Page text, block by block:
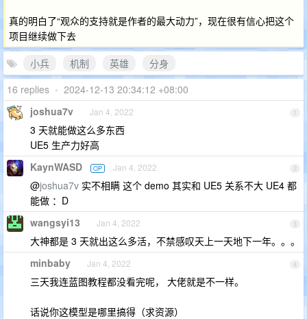
真的明白了“观众的支持就是作者的最大动力”，现在很有信心把这个
项目继续做下去
小兵
机制 英雄
分身
16 replies • 2024-12-13 20:34:12 +08:00
1
joshua7v Jan 4, 2022
3 天就能做这么多东西
UE5 生产力好高
2
KaynWASD OP Jan 4, 2022
@joshua7v 实不相瞒 这个 demo 其实和 UE5 关系不大 UE4 都
能做 ：D
3
wangsyi13 Jan 4, 2022
大神都是 3 天就出这么多活，不禁感叹天上一天地下一年。。。
4
minbaby Jan 4, 2022
三天我连蓝图教程都没看完呢， 大佬就是不一样。
话说你这模型是哪里搞得（求资源）